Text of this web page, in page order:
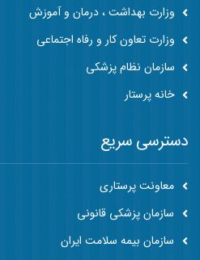
وزارت بهداشت ، درمان و آموزش
وزارت تعاون کار و رفاه اجتماعی
سازمان نظام پزشکی
خانه پرستار
دسترسی سریع
معاونت پرستاری
سازمان پزشکی قانونی
سازمان بیمه سلامت ایران